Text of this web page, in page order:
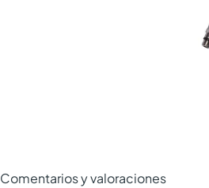
Comentarios y valoraciones